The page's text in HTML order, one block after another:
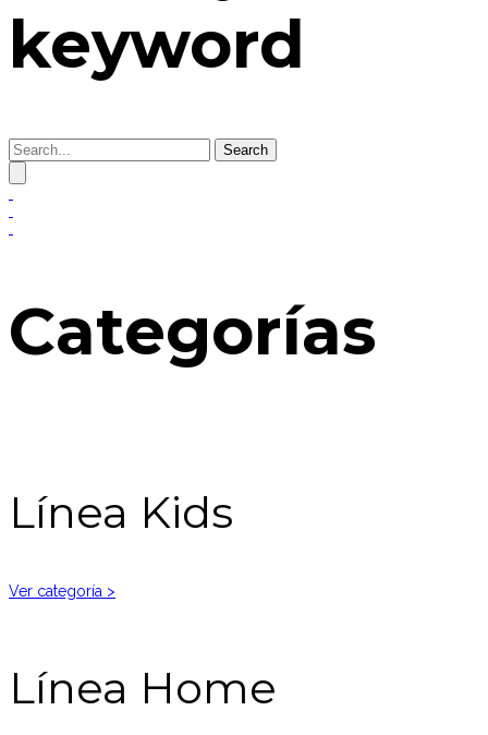
keyword
Search
Categorías
Línea Kids
Ver categoría >
Línea Home